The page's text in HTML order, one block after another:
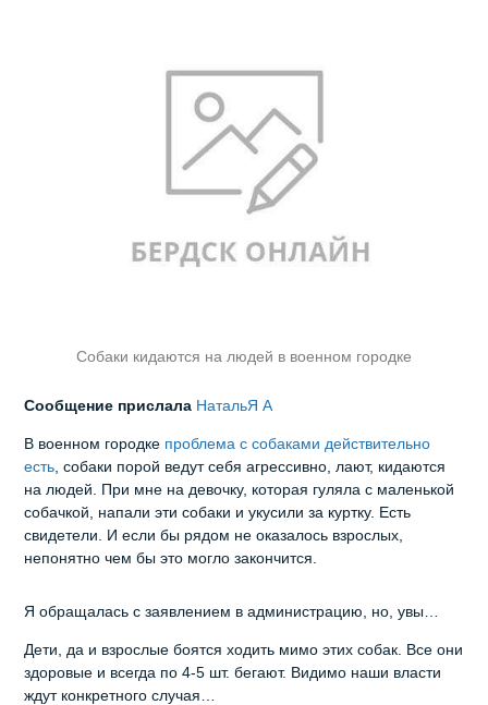
Собаки кидаются на людей в военном городке
Сообщение прислала НатальЯ А
В военном городке проблема с собаками действительно
есть , собаки порой ведут себя агрессивно, лают, кидаются
на людей. При мне на девочку, которая гуляла с маленькой
собачкой, напали эти собаки и укусили за куртку. Есть
свидетели. И если бы рядом не оказалось взрослых,
непонятно чем бы это могло закончится.
Я обращалась с заявлением в администрацию, но, увы…
Дети, да и взрослые боятся ходить мимо этих собак. Все они
здоровые и всегда по 4-5 шт. бегают. Видимо наши власти
ждут конкретного случая…